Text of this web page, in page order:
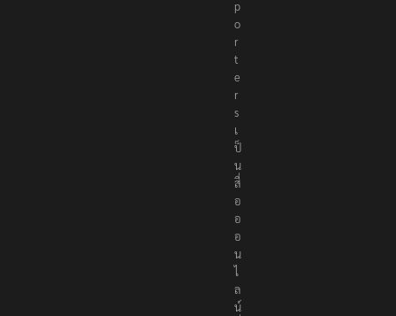
p
o
r
t
e
r
s
เ
ป็
น
สื่
อ
อ
อ
น
ไ
ล
น์